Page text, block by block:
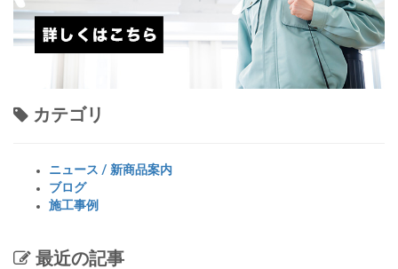
カテゴリ
ニュース / 新商品案内
ブログ
施工事例
最近の記事